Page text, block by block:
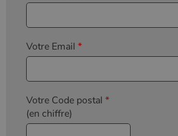
Votre Email *
Votre Code postal *
(en chiffre)